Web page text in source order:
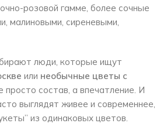
розовой гамме, более сочные
малиновыми, сиреневыми,
люди, которые ищут
или необычные цветы с
просто состав, а впечатление. И
выглядят живее и современнее,
из одинаковых цветов.